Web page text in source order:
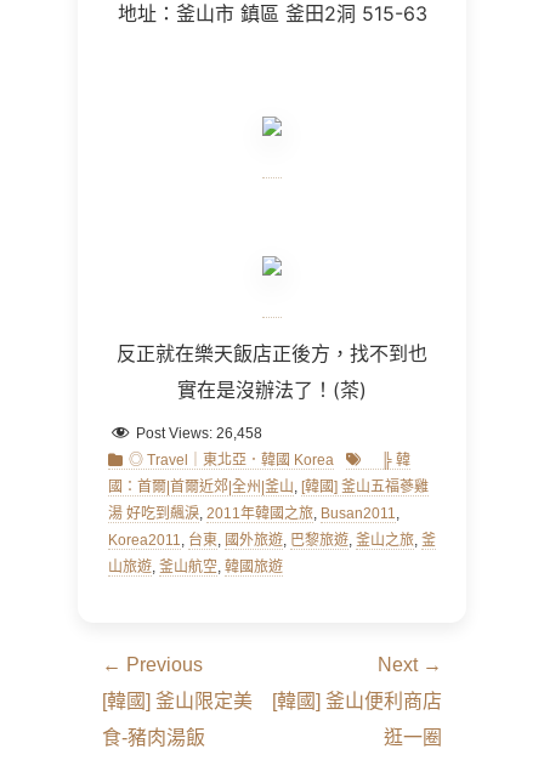
地址：釜山市 鎮區 釜田2洞 515-63
反正就在樂天飯店正後方，找不到也
實在是沒辦法了！ (茶)
Post Views: 26,458
Categories
◎ Travel｜東北亞．韓國 Korea Tags ╠ 韓
國：首爾|首爾近郊|全州|釜山, [韓國] 釜山五福蔘雞
湯 好吃到飆淚, 2011年韓國之旅, Busan2011,
Korea2011, 台東, 國外旅遊, 巴黎旅遊, 釜山之旅, 釜
山旅遊, 釜山航空, 韓國旅遊
文
章
導
覽
← Previous
Previous
post:
[韓國] 釜山限定美
食-豬肉湯飯
Next →
Next
[韓國] 釜山便利商店
逛一圈